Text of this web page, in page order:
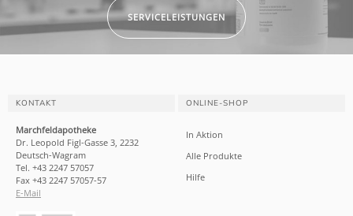
SERVICELEISTUNGEN
KONTAKT
Marchfeldapotheke
Dr. Leopold Figl-Gasse 3, 2232
Deutsch-Wagram
Tel. +43 2247 57057
Fax +43 2247 57057-57
E-Mail
ONLINE-SHOP
In Aktion
Alle Produkte
Hilfe